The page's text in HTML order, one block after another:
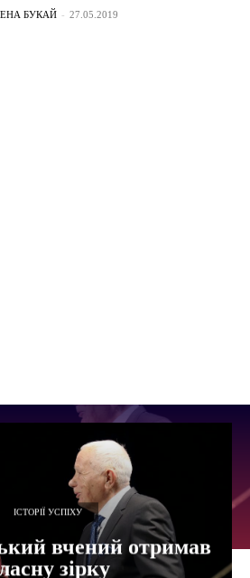
БУКАЙ - 27.05.2019